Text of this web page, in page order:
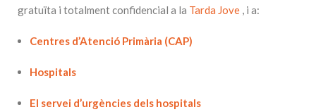
gratuïta i totalment confidencial a la Tarda Jove , i a:
Centres d’Atenció Primària (CAP)
Hospitals
El servei d’urgències dels hospitals